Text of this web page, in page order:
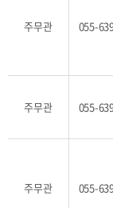
주무관 055-
주무관 055-
주무관 055-